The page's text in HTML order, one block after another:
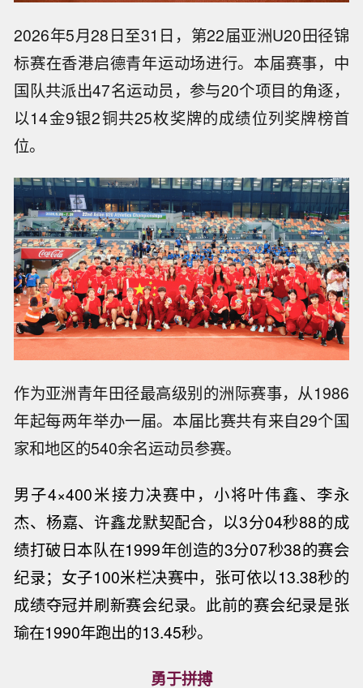
2026年5月28日至31日，第22届亚洲U20田径锦
标赛在香港启德青年运动场进行。本届赛事，中
国队共派出47名运动员，参与20个项目的角逐，
以14金9银2铜共25枚奖牌的成绩位列奖牌榜首
位。
作为亚洲青年田径最高级别的洲际赛事，从1986
年起每两年举办一届。本届比赛共有来自29个国
家和地区的540余名运动员参赛。
男子4×400米接力决赛中，小将叶伟鑫、李永
杰、杨嘉、许鑫龙默契配合，以3分04秒88的成
绩打破日本队在1999年创造的3分07秒38的赛会
纪录；女子100米栏决赛中，张可依以13.38秒的
成绩夺冠并刷新赛会纪录。此前的赛会纪录是张
瑜在1990年跑出的13.45秒。
勇于拼搏